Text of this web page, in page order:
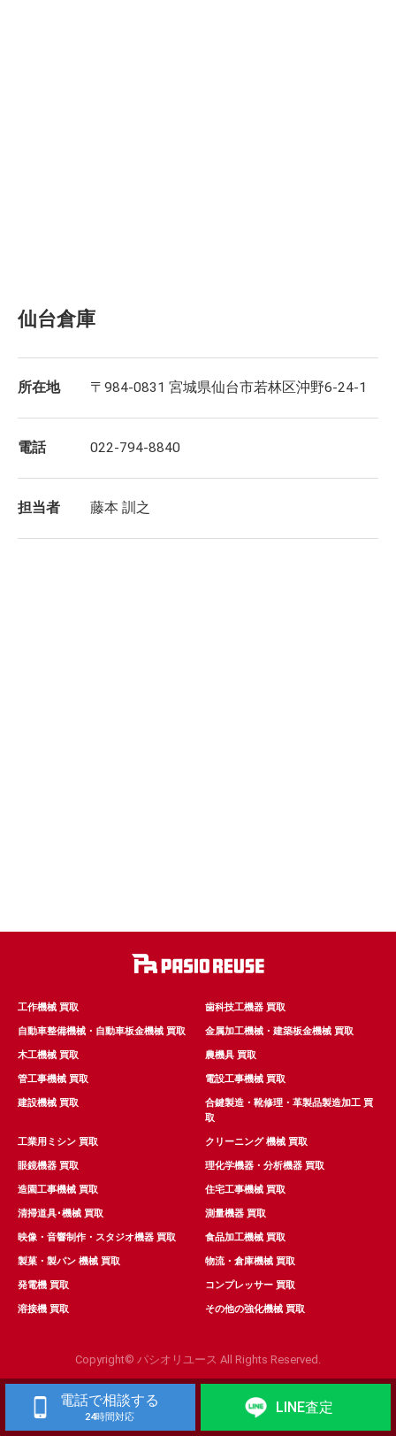
仙台倉庫
所在地 〒984-0831 宮城県仙台市若林区沖野6-24-1
電話 022-794-8840
担当者 藤本 訓之
電話で相談する
24時間対応
LINE査定
工作機械 買取 歯科技工機器 買取
自動車整備機械・自動車板金機械 買取 金属加工機械・建築板金機械 買取
木工機械 買取 農機具 買取
管工事機械 買取 電設工事機械 買取
建設機械 買取
合鍵製造・靴修理・革製品製造加工 買
取
工業用ミシン 買取 クリーニング 機械 買取
眼鏡機器 買取 理化学機器・分析機器 買取
造園工事機械 買取 住宅工事機械 買取
清掃道具･機械 買取 測量機器 買取
映像・音響制作・スタジオ機器 買取 食品加工機械 買取
製菓・製パン 機械 買取 物流・倉庫機械 買取
発電機 買取 コンプレッサー 買取
溶接機 買取 その他の強化機械 買取
Copyright© パシオリユース All Rights Reserved.